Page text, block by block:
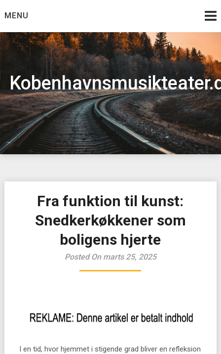
toMENU
Fra funktion til kunst:
Snedkerkøkkener som
boligens hjerte
Posted On marts 25, 2025
I en tid, hvor hjemmet i stigende grad bliver en refleksion